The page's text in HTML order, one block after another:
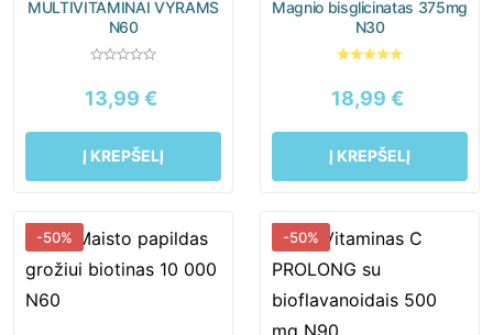
Odai Organizmo valymui
Plaukams
Širdžiai Sportuojantiems
Virškinimui
Vyrams
Paaugliai
MULTIVITAMINAI VYRAMS
N60
13,99 €
Į KREPŠELĮ
Magnio bisglicinatas 375mg
N30
18,99 €
Į KREPŠELĮ
-50% -50%